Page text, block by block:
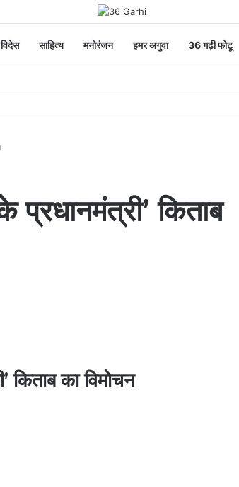
साहित्य मनोरंजन हमर अगुवा 36 गढ़ी फोटू
किताब
किताब का विमोचन